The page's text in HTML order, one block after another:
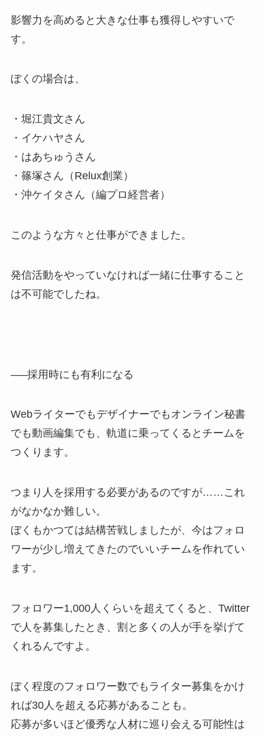
影響力を高めると大きな仕事も獲得しやすいで
す。
ぼくの場合は、
・堀江貴文さん
・イケハヤさん
・はあちゅうさん
・篠塚さん（Relux創業）
・沖ケイタさん（編プロ経営者）
このような方々と仕事ができました。
発信活動をやっていなければ一緒に仕事すること
は不可能でしたね。
—–採用時にも有利になる
Webライターでもデザイナーでもオンライン秘書
でも動画編集でも、軌道に乗ってくるとチームを
つくります。
つまり人を採用する必要があるのですが……これ
がなかなか難しい。
ぼくもかつては結構苦戦しましたが、今はフォロ
ワーが少し増えてきたのでいいチームを作れてい
ます。
フォロワー1,000人くらいを超えてくると、Twitter
で人を募集したとき、割と多くの人が手を挙げて
くれるんですよ。
ぼく程度のフォロワー数でもライター募集をかけ
れば30人を超える応募があることも。
応募が多いほど優秀な人材に巡り会える可能性は